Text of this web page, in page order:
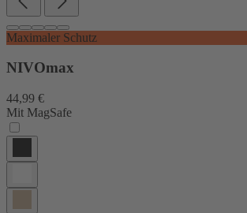
Maximaler Schutz
NIVOmax
44,99 €
Mit MagSafe